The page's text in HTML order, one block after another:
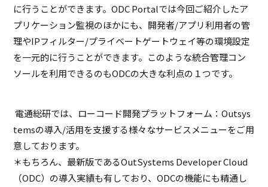
に行うことができます。ODC Portalでは今回ご紹介したア
プリケーション監視のほかにも、開発者/アプリ利用者の管
理やIPフィルター/プライベートゲートウェイ等の環境設定
を一元的に行うことができます。このような統合管理コン
ソールを利用できるのもODCの大きな利点の１つです。
電通総研では、ローコード開発プラットフォーム：Outsys
temsの導入/活用を支援する様々なサービスメニューをご用
意しております。
＊もちろん、最新版であるOutSystems Developer Cloud
（ODC）の導入実績も有しており、ODCの機能にも精通し